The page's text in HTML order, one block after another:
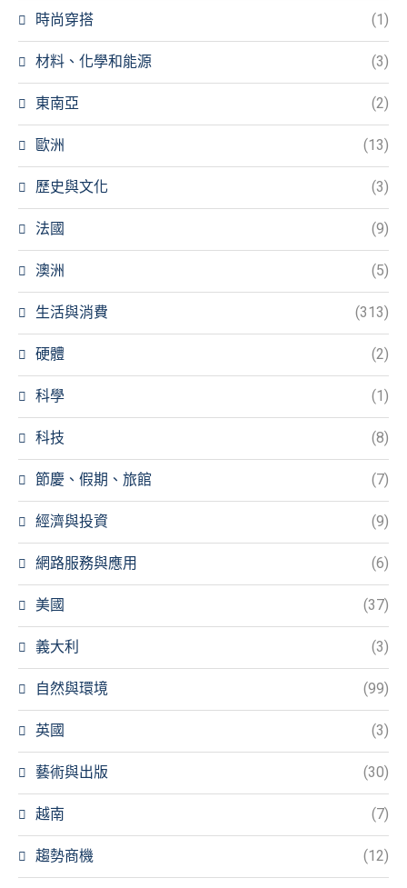
時尚穿搭 (1)
材料、化學和能源 (3)
東南亞 (2)
歐洲 (13)
歷史與文化 (3)
法國 (9)
澳洲 (5)
生活與消費 (313)
硬體 (2)
科學 (1)
科技 (8)
節慶、假期、旅館 (7)
經濟與投資 (9)
網路服務與應用 (6)
美國 (37)
義大利 (3)
自然與環境 (99)
英國 (3)
藝術與出版 (30)
越南 (7)
趨勢商機 (12)